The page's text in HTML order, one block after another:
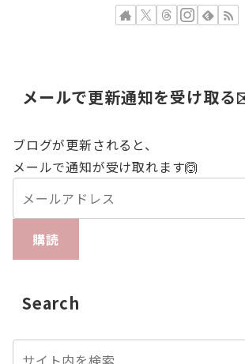
メールで更新通知を受け取
ブログが更新されると、
メールで通知が受け取れます🙆
購読
Search